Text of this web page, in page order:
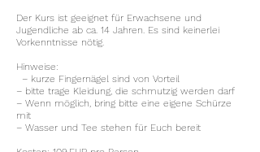
Der Kurs ist geeignet für Erwachsene und
Jugendliche ab ca. 14 Jahren. Es sind keinerlei
Vorkenntnisse nötig.
Hinweise:
– kurze Fingernägel sind von Vorteil
– bitte trage Kleidung, die schmutzig werden darf
– Wenn möglich, bring bitte eine eigene Schürze
mit
– Wasser und Tee stehen für Euch bereit